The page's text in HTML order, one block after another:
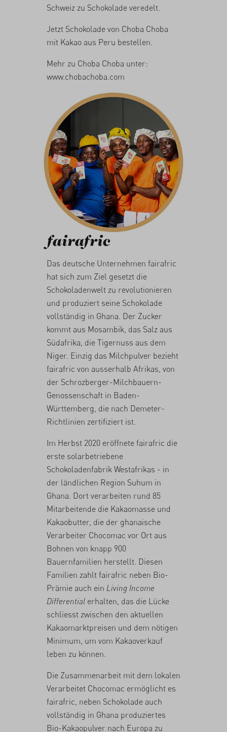
Schweiz zu Schokolade veredelt.
Jetzt Schokolade von Choba Choba
mit Kakao aus Peru bestellen
Mehr zu Choba Choba unter:
www.chobachoba.com
fairafric
Das deutsche Unternehmen fairafric
hat sich zum Ziel gesetzt die
Schokoladenwelt zu revolutionieren
und produziert seine Schokolade
vollständig in Ghana. Der Zucker
kommt aus Mosambik, das Salz aus
Südafrika, die Tigernuss aus dem
Niger. Einzig das Milchpulver bezieht
fairafric von ausserhalb Afrikas, von
der Schrozberger-Milchbauern-
Genossenschaft in Baden-
Württemberg, die nach Demeter-
Richtlinien zertifiziert ist.
Im Herbst 2020 eröffnete fairafric die
erste solarbetriebene
Schokoladenfabrik Westafrikas - in
der ländlichen Region Suhum in
Ghana. Dort verarbeiten rund 85
Mitarbeitende die Kakaomasse und
Kakaobutter, die der ghanaische
Verarbeiter Chocomac vor Ort aus
Bohnen von knapp 900
Bauernfamilien herstellt. Diesen
Familien zahlt fairafric neben Bio-
Prämie auch ein Living Income
Differential erhalten, das die Lücke
schliesst zwischen den aktuellen
Kakaomarktpreisen und dem nötigen
Minimum, um vom Kakaoverkauf
leben zu können.
Die Zusammenarbeit mit dem lokalen
Verarbeitet Chocomac ermöglicht es
fairafric, neben Schokolade auch
vollständig in Ghana produziertes
Bio-Kakaopulver nach Europa zu